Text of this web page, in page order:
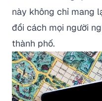
này không chỉ mang
đổi cách mọi người
thành phố.